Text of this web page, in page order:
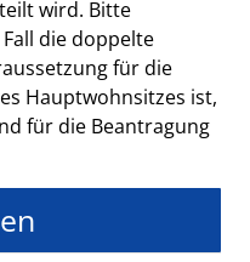
wird. Bitte
die doppelte
für die
Hauptwohnsitzes ist,
für die Beantragung